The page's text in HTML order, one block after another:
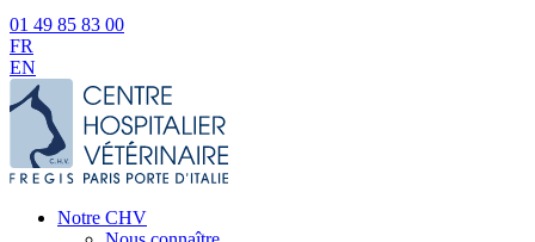
01 49 85 83 00
FR
EN
Notre CHV